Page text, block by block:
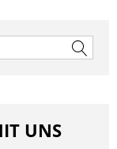
UNS